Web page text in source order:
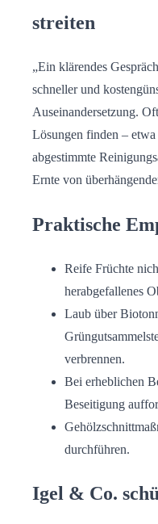
streiten
„Ein klärendes
schneller und
Auseinandersetzung.
Lösungen finden –
abgestimmte
Ernte von
Praktische
Reife Früchte
herabgefallenes
Laub über
verbrennen.
Bei erheblichen
Beseitigung
durchführen.
Igel & Co.